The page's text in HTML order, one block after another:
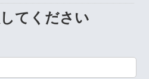
てください